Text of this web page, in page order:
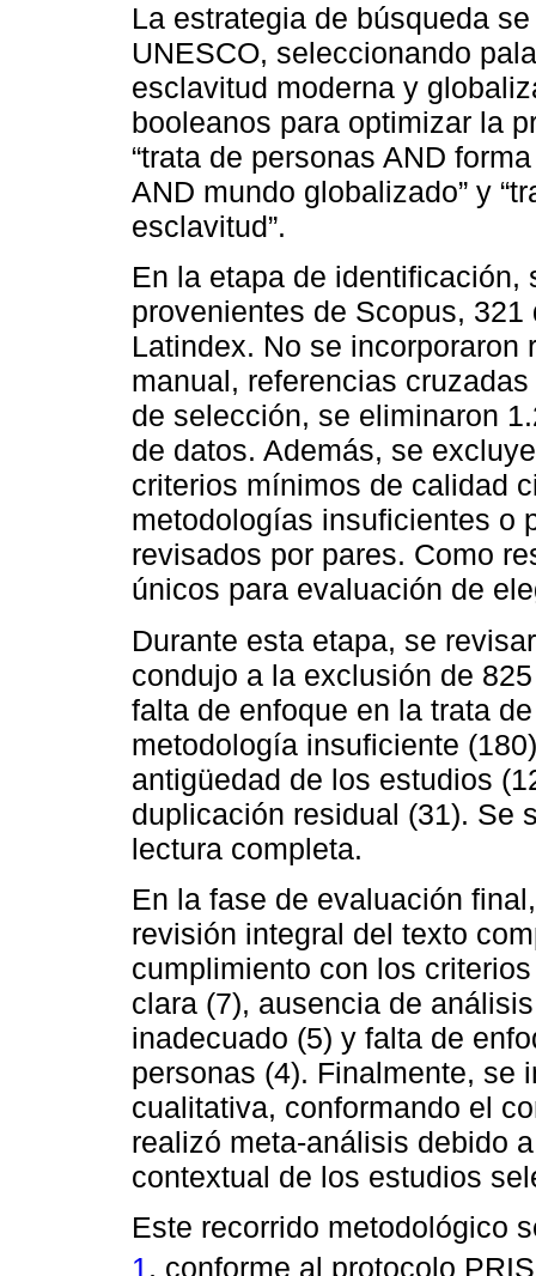
La estrategia de búsqueda
UNESCO, seleccionando
esclavitud moderna y
booleanos para optimizar la
“trata de personas AND
AND mundo globalizado” y
esclavitud”.
En la etapa de identificación,
provenientes de Scopus,
Latindex. No se
manual, referencias
de selección, se eliminaron
de datos. Además, se
criterios mínimos de calidad
metodologías insuficientes o
revisados por pares. Como
únicos para evaluación de
Durante esta etapa, se
condujo a la exclusión de
falta de enfoque en la trata
metodología insuficiente
antigüedad de los estudios
duplicación residual (31). Se
lectura completa.
En la fase de evaluación
revisión integral del texto
cumplimiento con los
clara (7), ausencia de
inadecuado (5) y falta de
personas (4). Finalmente, se
cualitativa, conformando el
realizó meta-análisis debido
contextual de los estudios
Este recorrido metodológico
1 , conforme al protocolo